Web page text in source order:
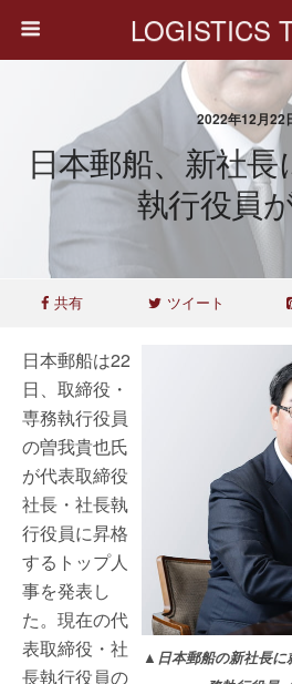
LOGISTICS
2022年12月22
日本郵船、新社
執行役員
共有 ツイート
▲日本郵船の新社長に
日本郵船は22
日、取締役・
専務執行役員
の曽我貴也氏
が代表取締役
社長・社長執
行役員に昇格
するトップ人
事を発表し
た。現在の代
表取締役・社
長執行役員の